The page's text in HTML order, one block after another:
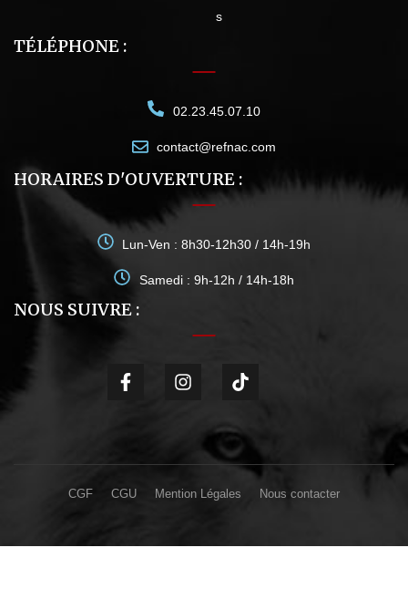
s
TÉLÉPHONE :
02.23.45.07.10
contact@refnac.com
HORAIRES D'OUVERTURE :
Lun-Ven : 8h30-12h30 / 14h-19h
Samedi : 9h-12h / 14h-18h
NOUS SUIVRE :
CGF CGU Mention Légales Nous contacter